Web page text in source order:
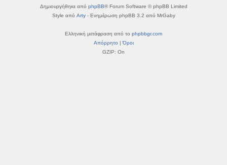
Δημιουργήθηκε από phpBB® Forum Software © phpBB Limited
Style από Arty- Ενημέρωση phpBB 3.2 από MrGaby
Ελληνική μετάφραση από το phpbbgr.com
Απόρρητο |Όροι
GZIP: On